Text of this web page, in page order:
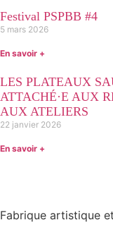
Festival PSPBB #4
5 mars 2026
En savoir +
LES PLATEAUX
ATTACHÉ·E AUX
AUX ATELIERS
22 janvier 2026
En savoir +
Fabrique artistique